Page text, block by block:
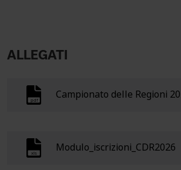
ALLEGATI
Campionato delle Regioni
Modulo_iscrizioni_CDR2026